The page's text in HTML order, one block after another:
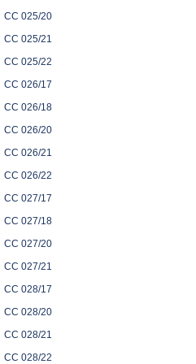
CC 025/20
CC 025/21
CC 025/22
CC 026/17
CC 026/18
CC 026/20
CC 026/21
CC 026/22
CC 027/17
CC 027/18
CC 027/20
CC 027/21
CC 028/17
CC 028/20
CC 028/21
CC 028/22